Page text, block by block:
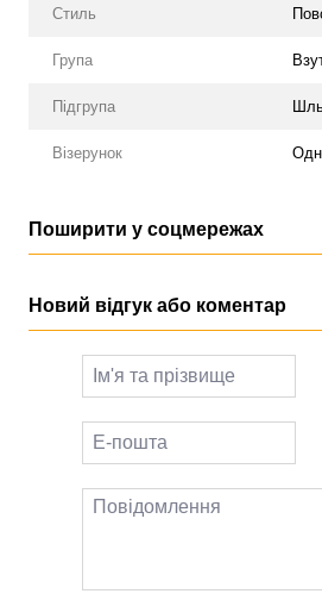
Стиль
Група
Підгрупа
Візерунок
Поширити у соцмережах
Новий відгук або коментар